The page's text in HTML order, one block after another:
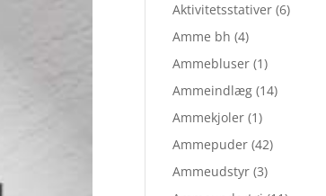
Aktivitetsstativer (6)
Amme bh (4)
Ammebluser (1)
Ammeindlæg (14)
Ammekjoler (1)
Ammepuder (42)
Ammeudstyr (3)